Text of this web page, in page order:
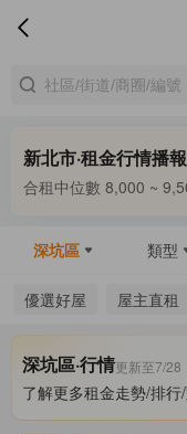
新北市·租金行情播報
合租中位數 8,000 ~
深坑區 類型
優選好屋 屋主直租
深坑區·行情更新至7/28
了解更多租金走勢/排行